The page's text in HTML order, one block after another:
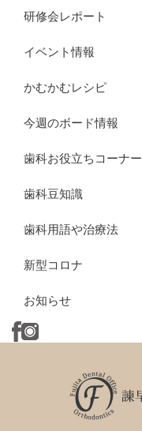
研修会レポート
イベント情報
かむかむレシピ
今週のボード情報
歯科お役立ちコーナー
歯科豆知識
歯科用語や治療法
新型コロナ
お知らせ